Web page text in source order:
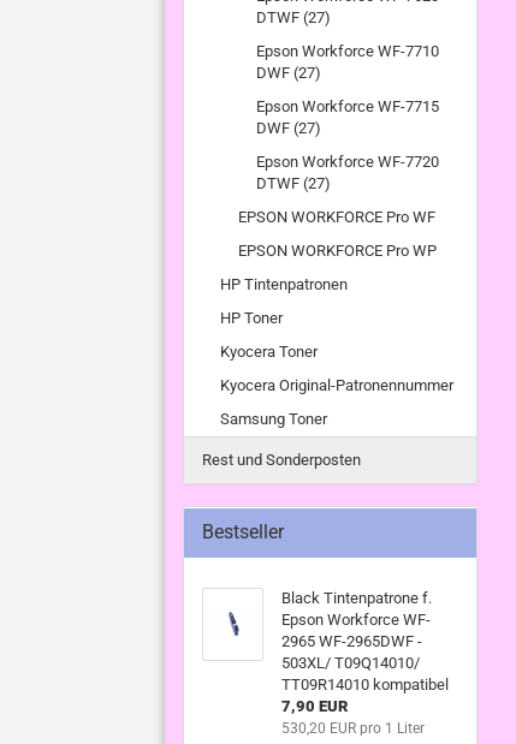
DTWF (27)
Epson Workforce WF-7710
DWF (27)
Epson Workforce WF-7715
DWF (27)
Epson Workforce WF-7720
DTWF (27)
EPSON WORKFORCE Pro WF
EPSON WORKFORCE Pro WP
HP Tintenpatronen
HP Toner
Kyocera Toner
Kyocera Original-Patronennummer
Samsung Toner
Rest und Sonderposten
Bestseller
Black Tintenpatrone f.
Epson Workforce WF-
2965 WF-2965DWF -
503XL/ T09Q14010/
TT09R14010 kompatibel
7,90 EUR
530,20 EUR pro 1 Liter